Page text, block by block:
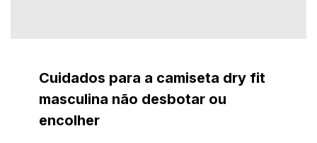
Cuidados para a camiseta dry fit
masculina não desbotar ou
encolher